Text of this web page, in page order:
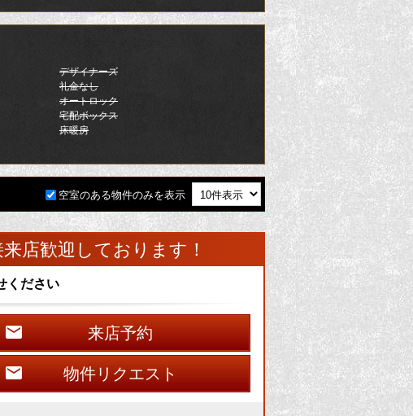
デザイナーズ
礼金なし
オートロック
宅配ボックス
床暖房
空室のある物件のみを表示
店歓迎しております！
ください
来店予約
物件リクエスト